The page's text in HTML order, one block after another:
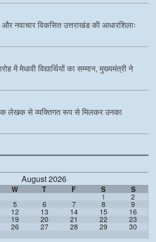
और नवाचार विकसित उत्तराखंड की आधारशिलाः
में मेधावी विद्यार्थियों का सम्मान, मुख्यमंत्री ने
लेखक से व्यक्तिगत रूप से मिलकर उनका
August 2026
W T F S S
1 2
5 6 7 8 9
12 13 14 15 16
19 20 21 22 23
26 27 28 29 30